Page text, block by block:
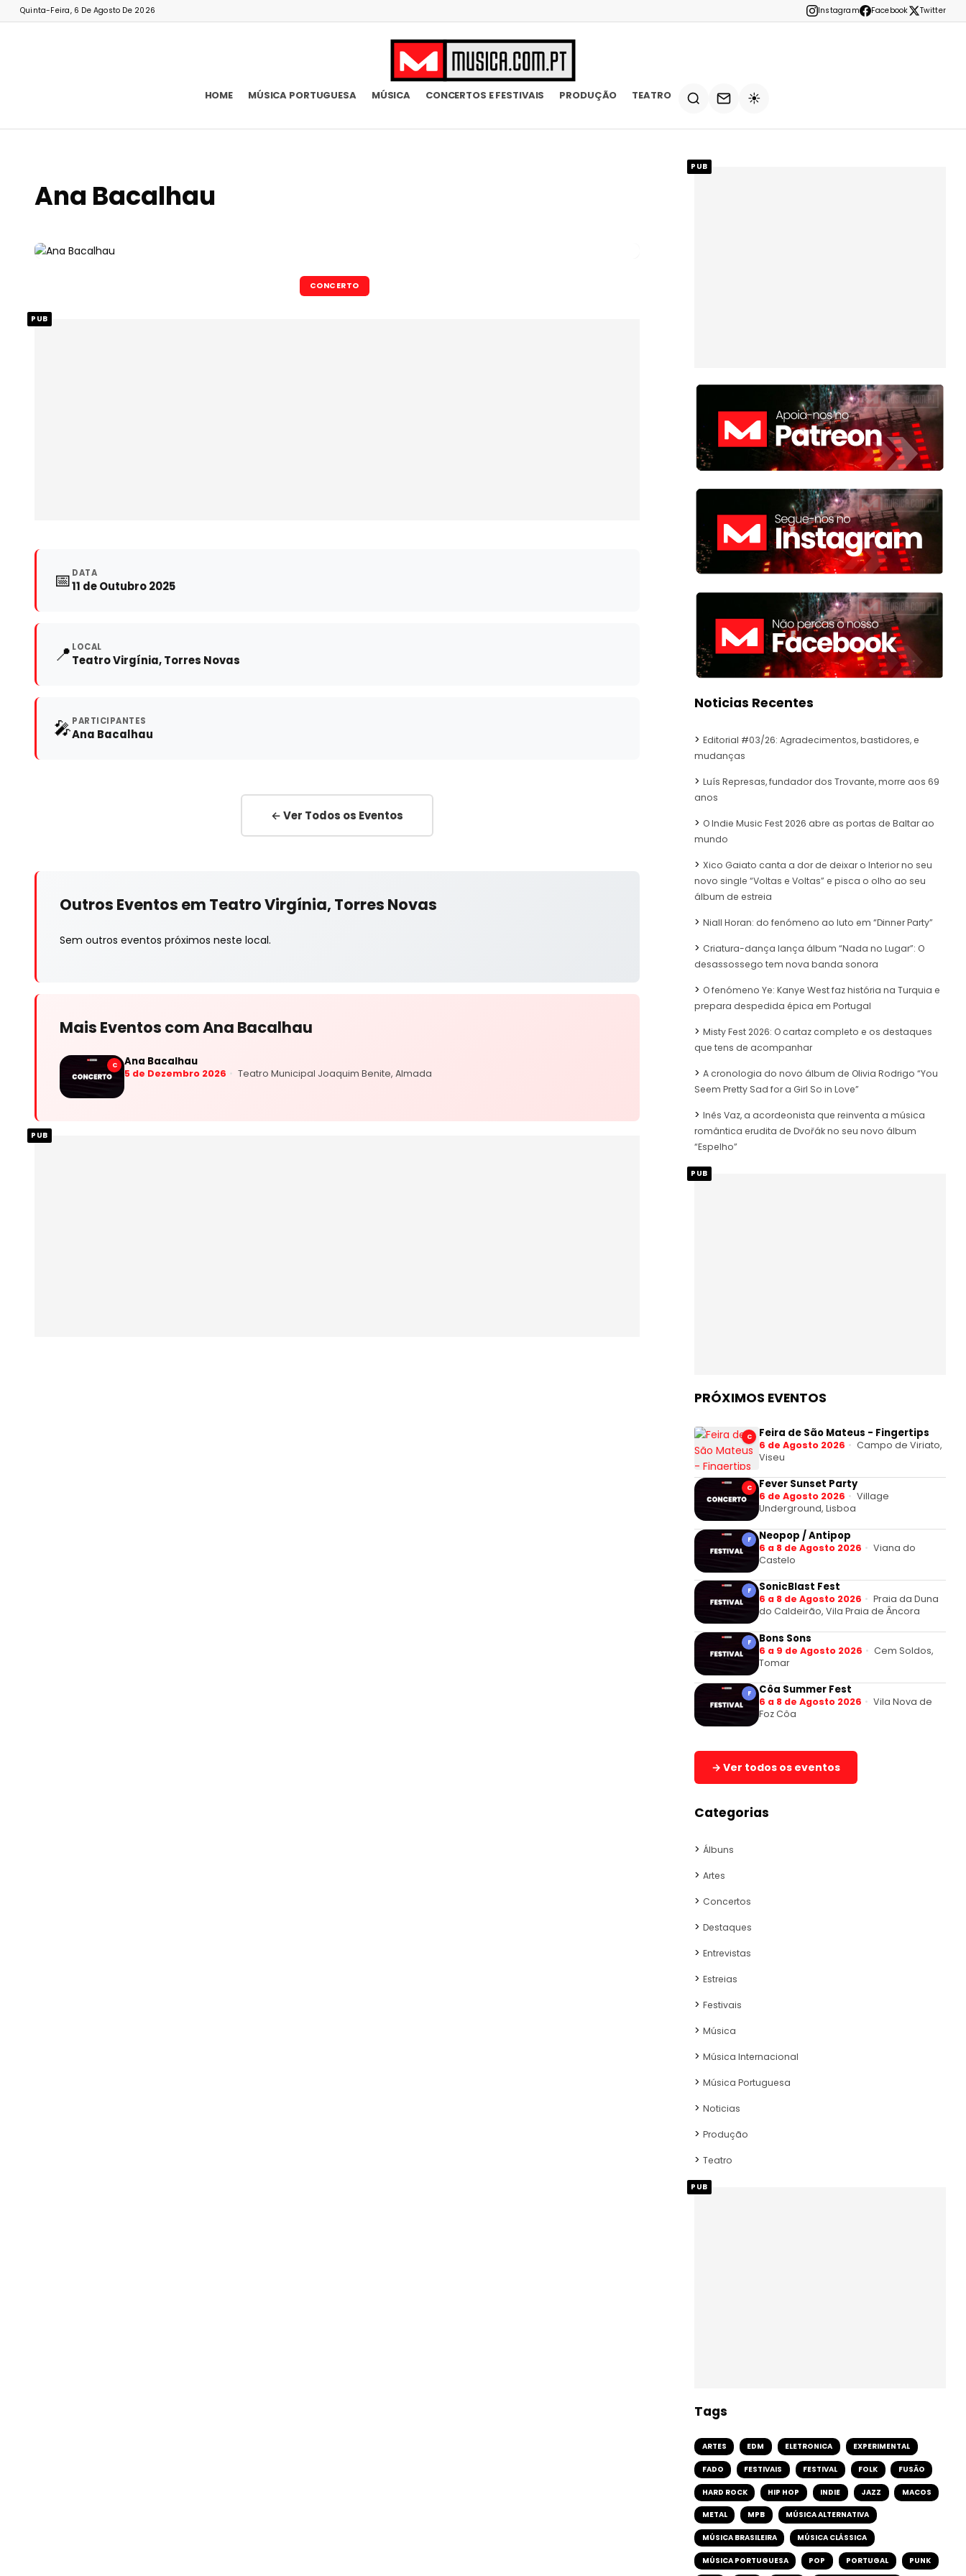
Quinta-Feira, 6 De Agosto De 2026 Instagram Facebook Twitter
HOME MÚSICA PORTUGUESA MÚSICA CONCERTOS E FESTIVAIS PRODUÇÃO TEATRO ☀️
Ana Bacalhau
CONCERTO
PUB
📅 DATA
11 de Outubro 2025
📍 LOCAL
Teatro Virgínia, Torres Novas
🎤PARTICIPANTES
Ana Bacalhau
← Ver Todos os Eventos
Outros Eventos em Teatro Virgínia, Torres Novas
Sem outros eventos próximos neste local.
Mais Eventos com Ana Bacalhau
C Ana Bacalhau
5 de Dezembro 2026 Teatro Municipal Joaquim Benite, Almada
PUB
PUB
Noticias Recentes
Editorial #03/26: Agradecimentos, bastidores, e
mudanças
Luís Represas, fundador dos Trovante, morre aos 69
anos
O Indie Music Fest 2026 abre as portas de Baltar ao
mundo
Xico Gaiato canta a dor de deixar o Interior no seu
novo single “Voltas e Voltas” e pisca o olho ao seu
álbum de estreia
Niall Horan: do fenómeno ao luto em “Dinner Party”
Criatura-dança lança álbum “Nada no Lugar”: O
desassossego tem nova banda sonora
O fenómeno Ye: Kanye West faz história na Turquia e
prepara despedida épica em Portugal
Misty Fest 2026: O cartaz completo e os destaques
que tens de acompanhar
A cronologia do novo álbum de Olivia Rodrigo “You
Seem Pretty Sad for a Girl So in Love”
Inês Vaz, a acordeonista que reinventa a música
romântica erudita de Dvořák no seu novo álbum
“Espelho”
PUB
PRÓXIMOS EVENTOS
C Feira de São Mateus - Fingertips
6 de Agosto 2026
Campo de Viriato,
Viseu
C Fever Sunset Party
6 de Agosto 2026
Village
Underground, Lisboa
F Neopop / Antipop
6 a 8 de Agosto 2026
Viana do
Castelo
F SonicBlast Fest
6 a 8 de Agosto 2026
Praia da Duna
do Caldeirão, Vila Praia de Âncora
F Bons Sons
6 a 9 de Agosto 2026
Cem Soldos,
Tomar
F Côa Summer Fest
6 a 8 de Agosto 2026
Vila Nova de
Foz Côa
→ Ver todos os eventos
Categorias
Álbuns
Artes
Concertos
Destaques
Entrevistas
Estreias
Festivais
Música
Música Internacional
Música Portuguesa
Noticias
Produção
Teatro
PUB
Tags
ARTES EDM ELETRONICA EXPERIMENTAL
FADO FESTIVAIS FESTIVAL FOLK FUSÃO
HARD ROCK HIP HOP INDIE JAZZ MACOS
METAL MPB MÚSICA ALTERNATIVA
MÚSICA BRASILEIRA MÚSICA CLÁSSICA
MÚSICA PORTUGUESA POP PORTUGAL PUNK